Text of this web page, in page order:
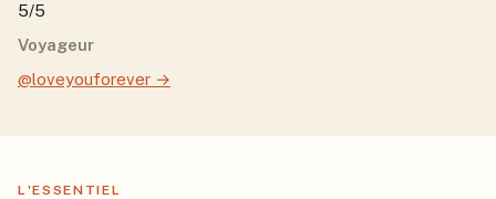
5/5
Voyageur
@loveyouforever →
L'ESSENTIEL